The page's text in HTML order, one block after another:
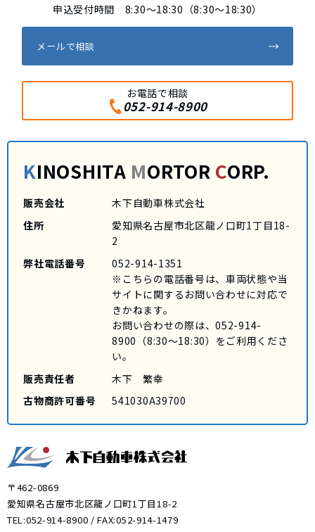
申込受付時間 8:30～18:30（8:30～18:30）
メールで相談
お電話で相談
052-914-8900
KINOSHITA MORTOR CORP.
販売会社
木下自動車株式会社
住所
愛知県名古屋市北区龍ノ口町1丁目18-
2
弊社電話番号
052-914-1351
※こちらの電話番号は、車両状態や当
サイトに関するお問い合わせに対応で
きかねます。
お問い合わせの際は、052-914-
8900 （8:30～18:30）をご利用くださ
い。
販売責任者
木下 繁幸
古物商許可番号
541030A39700
〒462-0869
愛知県名古屋市北区龍ノ口町1丁目18-2
TEL:052-914-8900 / FAX:052-914-1479